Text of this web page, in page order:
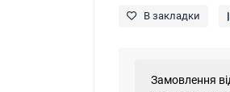
В закладки
Замовлення